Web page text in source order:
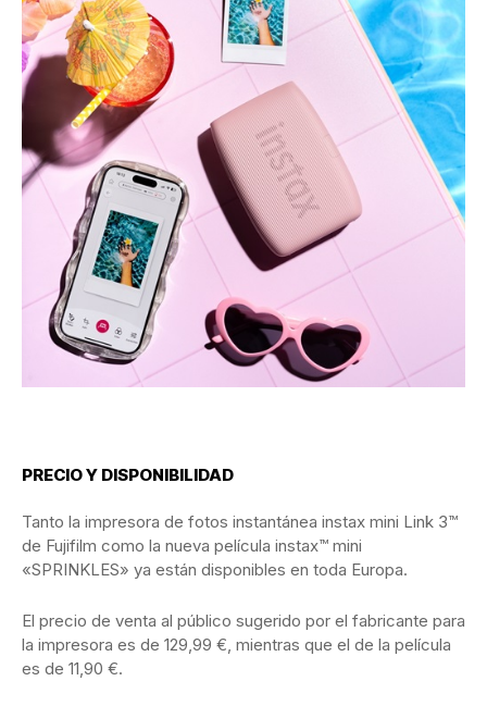
PRECIO Y DISPONIBILIDAD
Tanto la impresora de fotos instantánea instax mini Link 3™
de Fujifilm como la nueva película instax™ mini
«SPRINKLES» ya están disponibles en toda Europa.
El precio de venta al público sugerido por el fabricante para
la impresora es de 129,99 €, mientras que el de la película
es de 11,90 €.